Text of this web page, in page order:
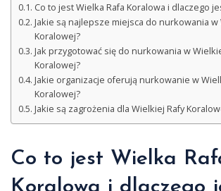
Co to jest Wielka Rafa Koralowa i dlaczego
Jakie są najlepsze miejsca do nurkowania w
Koralowej?
Jak przygotować się do nurkowania w
Koralowej?
Jakie organizacje oferują nurkowanie w
Koralowej?
Jakie są zagrożenia dla Wielkiej Rafy
Co to jest Wielka